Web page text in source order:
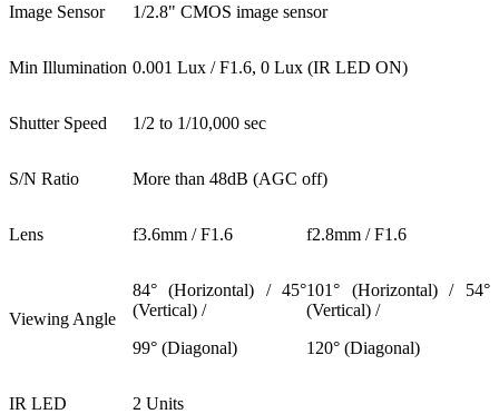
Image Sensor 1/2.8" CMOS image sensor
Min Illumination 0.001 Lux / F1.6, 0 Lux (IR LED ON)
Shutter Speed 1/2 to 1/10,000 sec
S/N Ratio More than 48dB (AGC off)
Lens f3.6mm / F1.6 f2.8mm / F1.6
Viewing Angle
84° (Horizontal) / 45°
(Vertical) /
99° (Diagonal)
101° (Horizontal) / 54°
(Vertical) /
120° (Diagonal)
IR LED 2 Units